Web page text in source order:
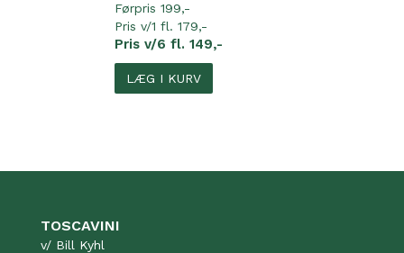
Førpris 199,-
Pris v/1 fl. 179,-
Pris v/6 fl. 149,-
LÆG I KURV
TOSCAVINI
v/ Bill Kyhl